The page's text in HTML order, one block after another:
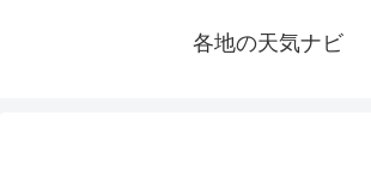
各地の天気ナビ